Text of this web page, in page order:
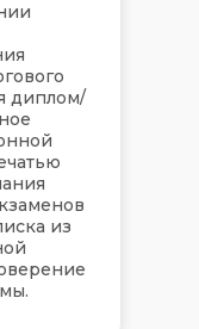
диплом/
из